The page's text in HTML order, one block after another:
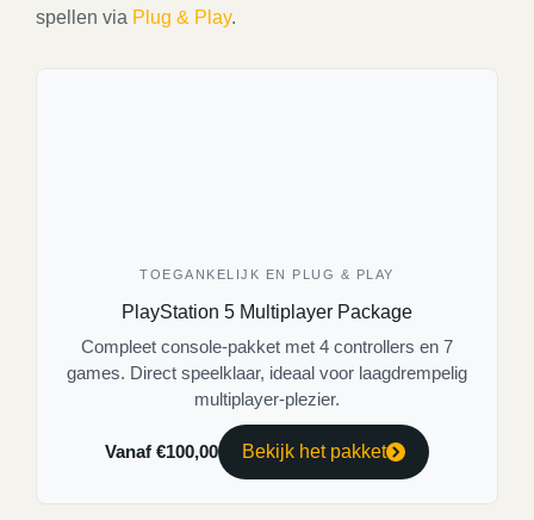
spellen via Plug & Play.
TOEGANKELIJK EN PLUG & PLAY
PlayStation 5 Multiplayer Package
Compleet console-pakket met 4 controllers en 7
games. Direct speelklaar, ideaal voor laagdrempelig
multiplayer-plezier.
Vanaf €100,00 Bekijk het pakket